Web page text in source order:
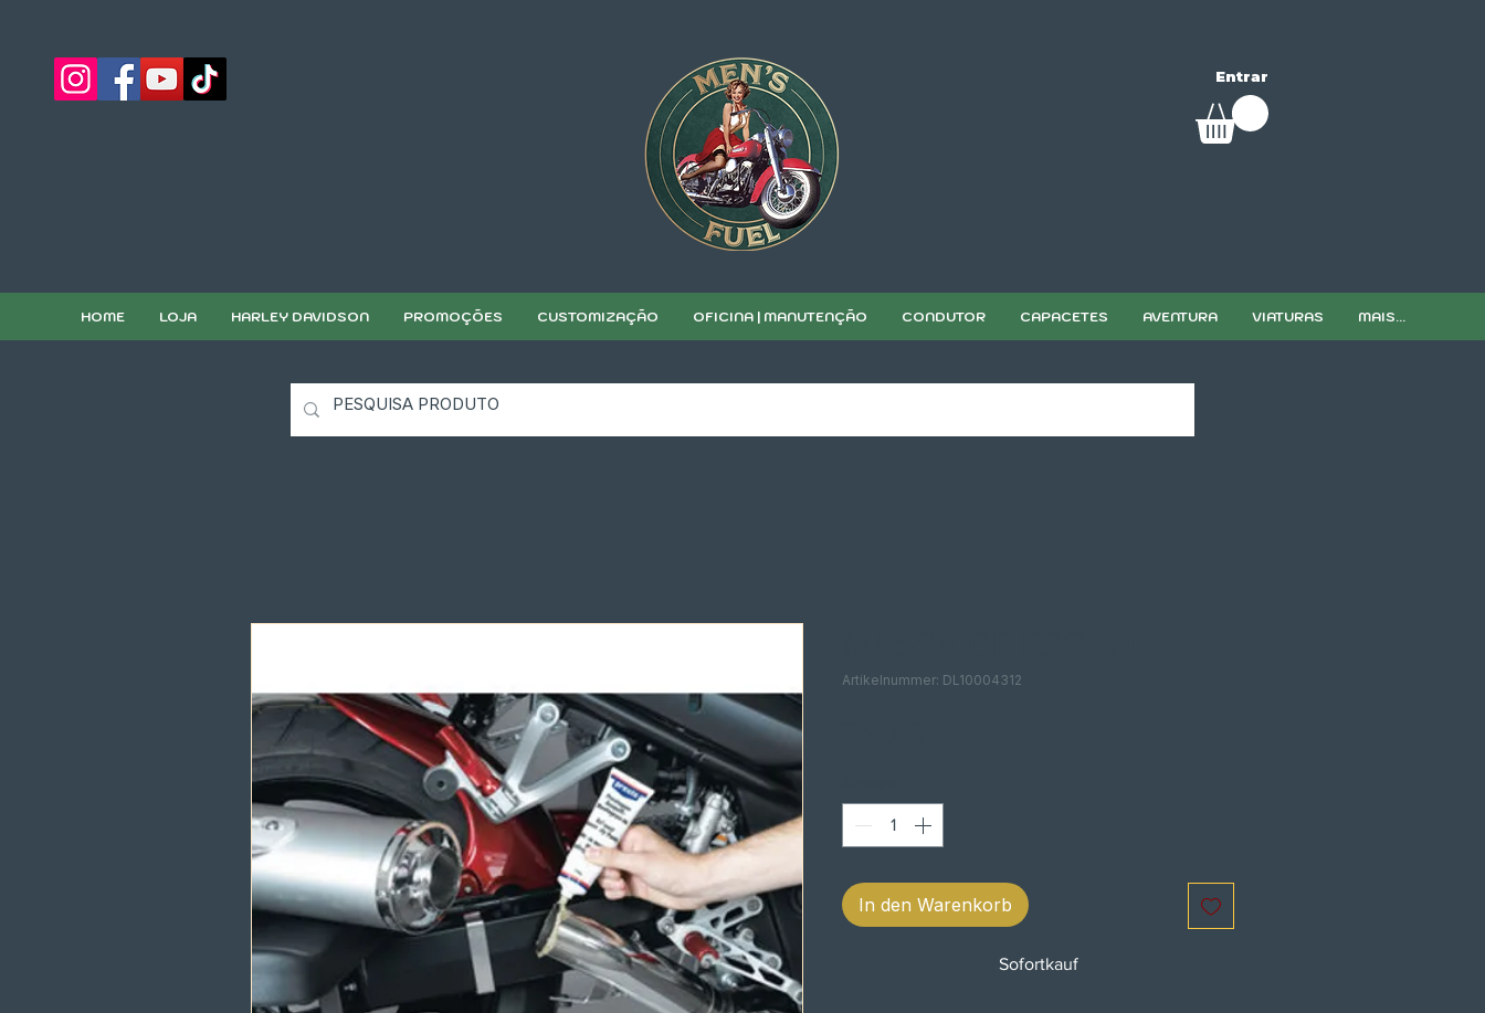
Entrar
HOME LOJA HARLEY DAVIDSON PROMOÇÕES CUSTOMIZAÇÃO OFICINA | MANUTENÇÃO CONDUTOR CAPACETES AVENTURA VIATURAS MAIS...
Artikelnummer: DL10004312
In den Warenkorb
Sofortkauf